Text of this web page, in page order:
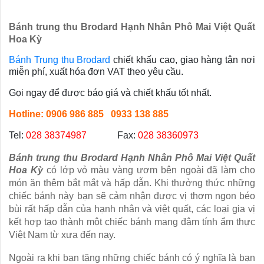
Bánh trung thu Brodard Hạnh Nhân Phô Mai Việt Quất
Hoa Kỳ
Bánh Trung thu Brodard chiết khấu cao, giao hàng tận nơi
miễn phí, xuất hóa đơn VAT theo yêu cầu.
Gọi ngay để được báo giá và chiết khấu tốt nhất.
Hotline: 0906 986 885 0933 138 885
Tel: 028 38374987 Fax: 028 38360973
Bánh trung thu Brodard Hạnh Nhân Phô Mai Việt Quất
Hoa Kỳ có lớp vỏ màu vàng ươm bên ngoài đã làm cho
món ăn thêm bắt mắt và hấp dẫn. Khi thưởng thức những
chiếc bánh này bạn sẽ cảm nhận được vị thơm ngon béo
bùi rất hấp dẫn của hạnh nhân và việt quất, các loại gia vị
kết hợp tạo thành một chiếc bánh mang đậm tính ẩm thực
Việt Nam từ xưa đến nay.
Ngoài ra khi bạn tặng những chiếc bánh có ý nghĩa là bạn